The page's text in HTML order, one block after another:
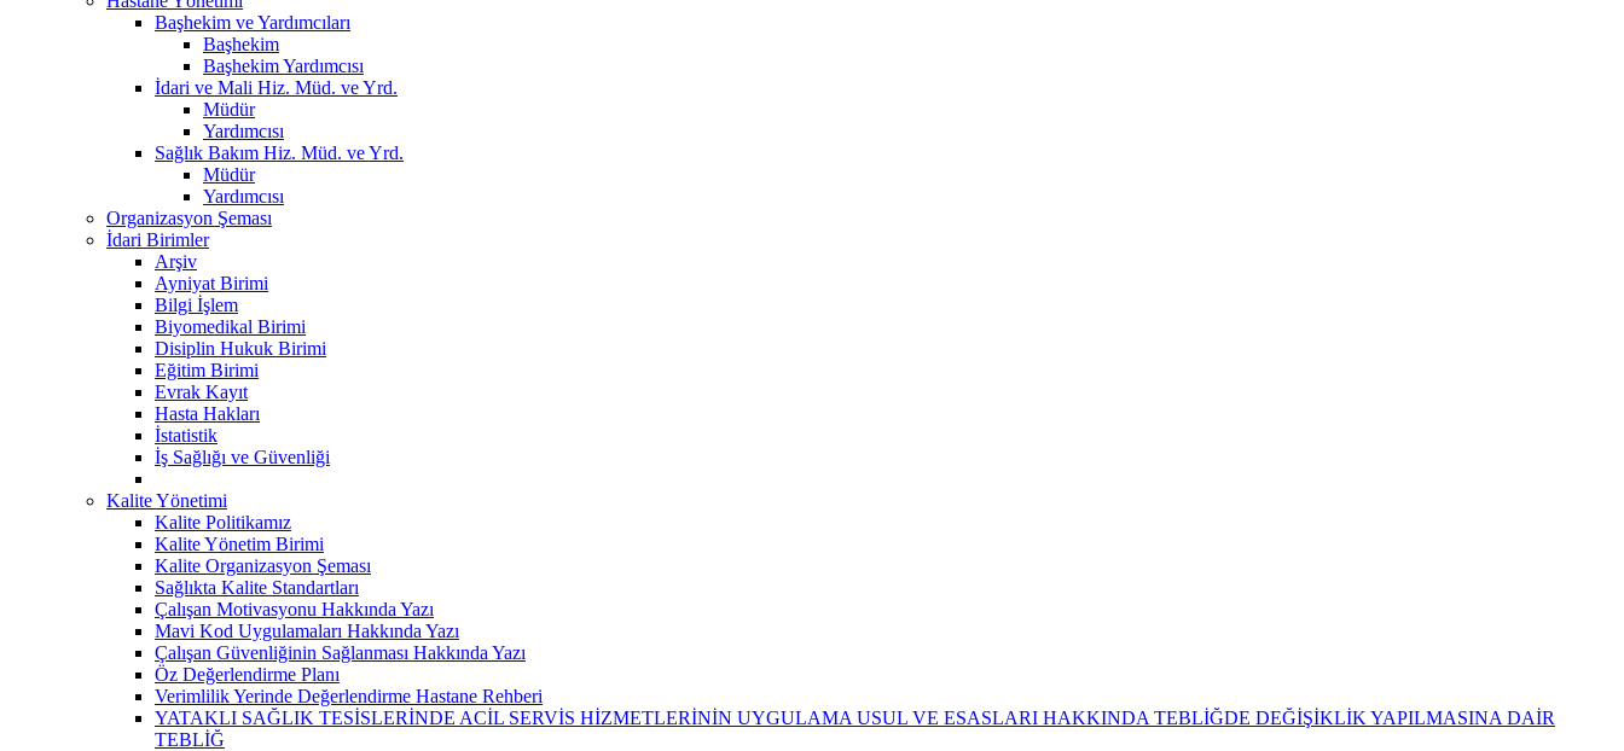
Başhekim ve Yardımcıları
Başhekim
Başhekim Yardımcısı
İdari ve Mali Hiz. Müd. ve Yrd.
Müdür
Yardımcısı
Sağlık Bakım Hiz. Müd. ve Yrd.
Müdür
Yardımcısı
Organizasyon Şeması
İdari Birimler
Arşiv
Ayniyat Birimi
Bilgi İşlem
Biyomedikal Birimi
Disiplin Hukuk Birimi
Eğitim Birimi
Evrak Kayıt
Hasta Hakları
İstatistik
İş Sağlığı ve Güvenliği
Kalite Yönetimi
Kalite Politikamız
Kalite Yönetim Birimi
Kalite Organizasyon Şeması
Sağlıkta Kalite Standartları
Çalışan Motivasyonu Hakkında Yazı
Mavi Kod Uygulamaları Hakkında Yazı
Çalışan Güvenliğinin Sağlanması Hakkında Yazı
Öz Değerlendirme Planı
Verimlilik Yerinde Değerlendirme Hastane Rehberi
YATAKLI SAĞLIK TESİSLERİNDE ACİL SERVİS HİZMETLERİNİN UYGULAMA USUL VE ESASLARI HAKKINDA TEBLİĞDE DEĞİŞİKLİK YAPILMASINA DAİR
TEBLİĞ